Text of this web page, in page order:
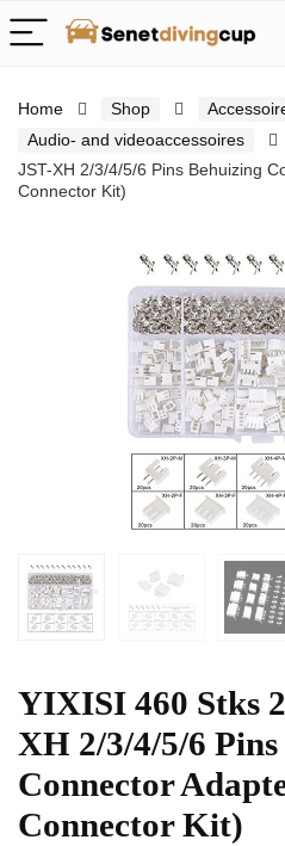
Home Shop
Audio- and videoaccessoires
JST-XH 2/3/4/5/6 Pins Behuizing
Connector Kit)
YIXISI 460 Stks
XH 2/3/4/5/6
Connector
Connector Kit)